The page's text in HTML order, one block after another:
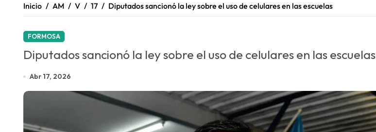
Inicio AM V 17 Diputados sancionó la ley sobre el uso de celulares en las escuelas
FORMOSA
Diputados sancionó la ley sobre el uso de celulares en las escuelas
Abr 17, 2026